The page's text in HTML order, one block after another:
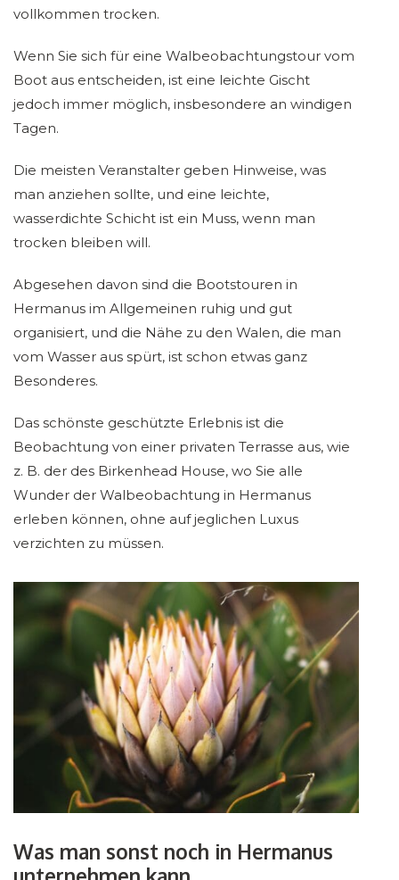
vollkommen trocken.
Wenn Sie sich für eine Walbeobachtungstour vom
Boot aus entscheiden, ist eine leichte Gischt
jedoch immer möglich, insbesondere an windigen
Tagen.
Die meisten Veranstalter geben Hinweise, was
man anziehen sollte, und eine leichte,
wasserdichte Schicht ist ein Muss, wenn man
trocken bleiben will.
Abgesehen davon sind die Bootstouren in
Hermanus im Allgemeinen ruhig und gut
organisiert, und die Nähe zu den Walen, die man
vom Wasser aus spürt, ist schon etwas ganz
Besonderes.
Das schönste geschützte Erlebnis ist die
Beobachtung von einer privaten Terrasse aus, wie
z. B. der des Birkenhead House, wo Sie alle
Wunder der Walbeobachtung in Hermanus
erleben können, ohne auf jeglichen Luxus
verzichten zu müssen.
Was man sonst noch in Hermanus